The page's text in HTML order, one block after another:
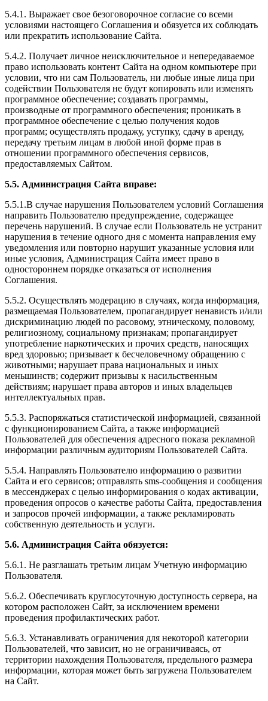
5.4.1. Выражает свое безоговорочное согласие со всеми
условиями настоящего Соглашения и обязуется их соблюдать
или прекратить использование Сайта.
5.4.2. Получает личное неисключительное и непередаваемое
право использовать контент Сайта на одном компьютере при
условии, что ни сам Пользователь, ни любые иные лица при
содействии Пользователя не будут копировать или изменять
программное обеспечение; создавать программы,
производные от программного обеспечения; проникать в
программное обеспечение с целью получения кодов
программ; осуществлять продажу, уступку, сдачу в аренду,
передачу третьим лицам в любой иной форме прав в
отношении программного обеспечения сервисов,
предоставляемых Сайтом.
5.5. Администрация Сайта вправе:
5.5.1.В случае нарушения Пользователем условий Соглашения
направить Пользователю предупреждение, содержащее
перечень нарушений. В случае если Пользователь не устранит
нарушения в течение одного дня с момента направления ему
уведомления или повторно нарушит указанные условия или
иные условия, Администрация Сайта имеет право в
одностороннем порядке отказаться от исполнения
Соглашения.
5.5.2. Осуществлять модерацию в случаях, когда информация,
размещаемая Пользователем, пропагандирует ненависть и/или
дискриминацию людей по расовому, этническому, половому,
религиозному, социальному признакам; пропагандирует
употребление наркотических и прочих средств, наносящих
вред здоровью; призывает к бесчеловечному обращению с
животными; нарушает права национальных и иных
меньшинств; содержит призывы к насильственным
действиям; нарушает права авторов и иных владельцев
интеллектуальных прав.
5.5.3. Распоряжаться статистической информацией, связанной
с функционированием Сайта, а также информацией
Пользователей для обеспечения адресного показа рекламной
информации различным аудиториям Пользователей Сайта.
5.5.4. Направлять Пользователю информацию о развитии
Сайта и его сервисов; отправлять sms-сообщения и сообщения
в мессенджерах с целью информирования о кодах активации,
проведения опросов о качестве работы Сайта, предоставления
и запросов прочей информации, а также рекламировать
собственную деятельность и услуги.
5.6. Администрация Сайта обязуется:
5.6.1. Не разглашать третьим лицам Учетную информацию
Пользователя.
5.6.2. Обеспечивать круглосуточную доступность сервера, на
котором расположен Сайт, за исключением времени
проведения профилактических работ.
5.6.3. Устанавливать ограничения для некоторой категории
Пользователей, что зависит, но не ограничиваясь, от
территории нахождения Пользователя, предельного размера
информации, которая может быть загружена Пользователем
на Сайт.